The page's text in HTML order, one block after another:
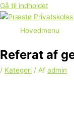
Gå til indholdet
Hovedmenu
Referat af
/ Kategori / Af admin